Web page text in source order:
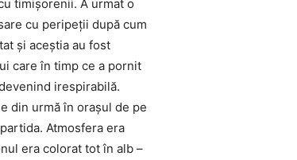
timişorenii. A urmat o
cu peripeţii după cum
şi aceştia au fost
care în timp ce a pornit
irespirabilă.
din urmă în oraşul de pe
Atmosfera era
era colorat tot în alb –